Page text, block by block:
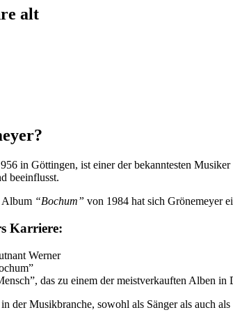
alt
in Göttingen, ist einer der bekanntesten
beeinflusst.
Album “Bochum” von 1984 hat sich Grönemeyer
Karriere:
Werner
das zu einem der meistverkauften Alben in
der Musikbranche, sowohl als Sänger als auch